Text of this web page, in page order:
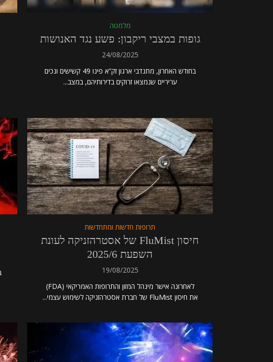
מלמטה
גופות במצבי ריקבון: פשע נגד האנושות
24/08/2025
בחודש האחרון, מתנדבי ארגון זק”א פינו 49 קשישים ונכים
עריריים שנמצאו זרוקים בדירותיהם, במצב...
תרופות חדשות ומתחדשות
חיסון FluMist של אסטרהזניקה לעונת
השפעת 2025/6
19/08/2025
לאחרונה אישר מינהל המזון והתרופות האמריקאי (FDA)
את חיסון FluMist של חברת אסטרהזניקה לשימוש עצמי...